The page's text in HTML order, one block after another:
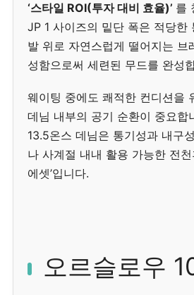
‘스타일 ROI(투자 대비 효율)’ 를
JP 1 사이즈의 밑단 폭은 적당한
발 위로 자연스럽게 떨어지는 브
성함으로써 세련된 무드를 완성
웨이팅 중에도 쾌적한 컨디션을
데님 내부의 공기 순환이 중요합
13.5온스 데님은 통기성과 내구
나 사계절 내내 활용 가능한 전천
에셋’입니다.
오르슬로우